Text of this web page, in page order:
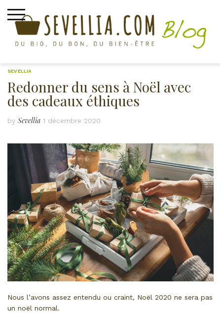
content
SEVELLIA
Redonner du sens à Noël avec
des cadeaux éthiques
by Sevellia 1 décembre 2020
Nous l’avons assez entendu ou craint, Noël 2020 ne sera pas
un noël normal.